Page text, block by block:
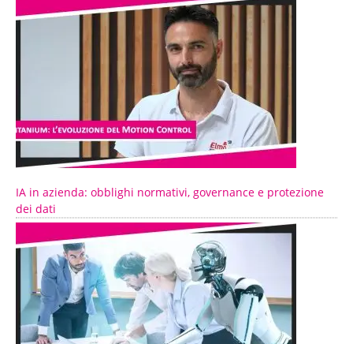
IA in azienda: obblighi normativi, governance e protezione
dei dati